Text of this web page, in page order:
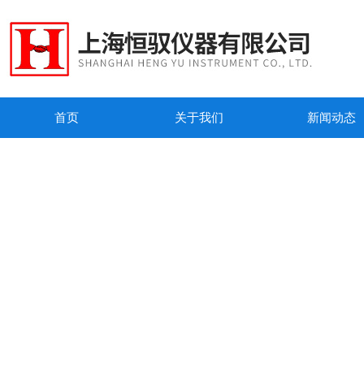
首页 关于我们 新闻动态